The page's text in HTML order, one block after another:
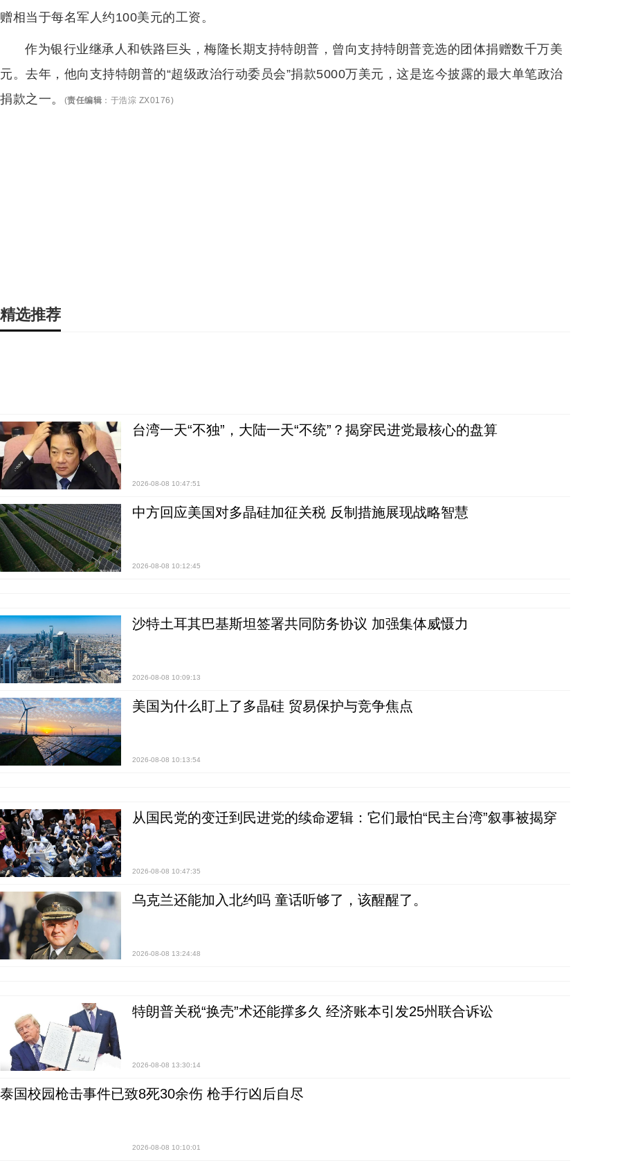
赠相当于每名军人约100美元的工资。
作为银行业继承人和铁路巨头，梅隆长期支持特朗普，曾向支持特朗普竞选的团体捐赠数千万美
元。去年，他向支持特朗普的“超级政治行动委员会”捐款5000万美元，这是迄今披露的最大单笔政治
捐款之一。
(责任编辑 ： 于浩淙 ZX0176)
精选推荐
台湾一天“不独”，大陆一天“不统”？揭穿民进党最核心的盘算
2026-08-08 10:47:51
中方回应美国对多晶硅加征关税 反制措施展现战略智慧
2026-08-08 10:12:45
沙特土耳其巴基斯坦签署共同防务协议 加强集体威慑力
2026-08-08 10:09:13
美国为什么盯上了多晶硅 贸易保护与竞争焦点
2026-08-08 10:13:54
从国民党的变迁到民进党的续命逻辑：它们最怕“民主台湾”叙事被揭穿
2026-08-08 10:47:35
乌克兰还能加入北约吗 童话听够了，该醒醒了。
2026-08-08 13:24:48
特朗普关税“换壳”术还能撑多久 经济账本引发25州联合诉讼
2026-08-08 13:30:14
泰国校园枪击事件已致8死30余伤 枪手行凶后自尽
2026-08-08 10:10:01